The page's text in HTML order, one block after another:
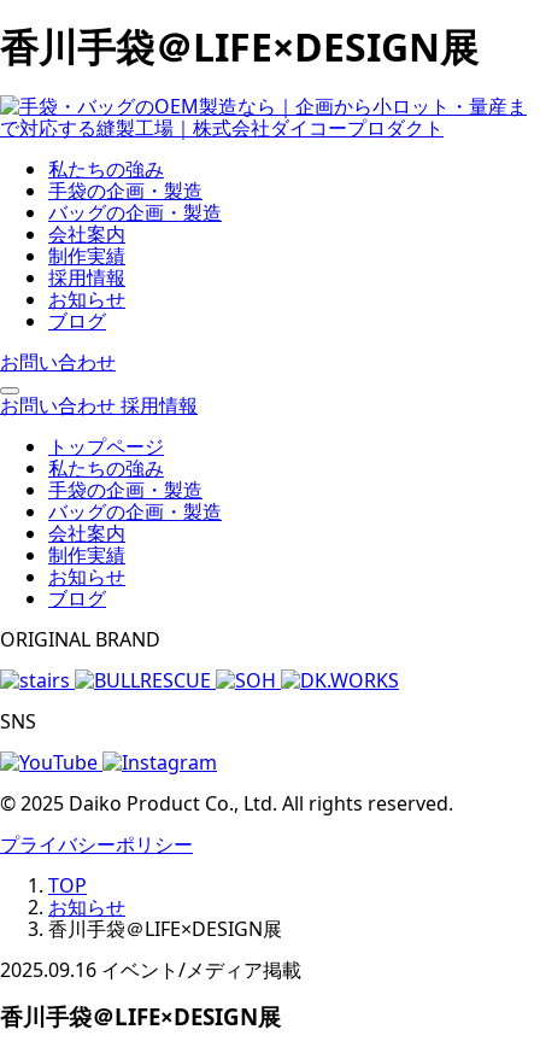
香川手袋＠LIFE×DESIGN展
私たちの強み
手袋の企画・製造
バッグの企画・製造
会社案内
制作実績
採用情報
お知らせ
ブログ
お問い合わせ
お問い合わせ採用情報
トップページ
私たちの強み
手袋の企画・製造
バッグの企画・製造
会社案内
制作実績
お知らせ
ブログ
ORIGINAL BRAND
SNS
© 2025 Daiko Product Co., Ltd. All rights reserved.
プライバシーポリシー
TOP
お知らせ
香川手袋＠LIFE×DESIGN展
2025.09.16 イベント/メディア掲載
香川手袋＠LIFE×DESIGN展